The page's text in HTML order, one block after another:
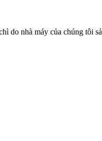
do nhà máy của chúng tôi